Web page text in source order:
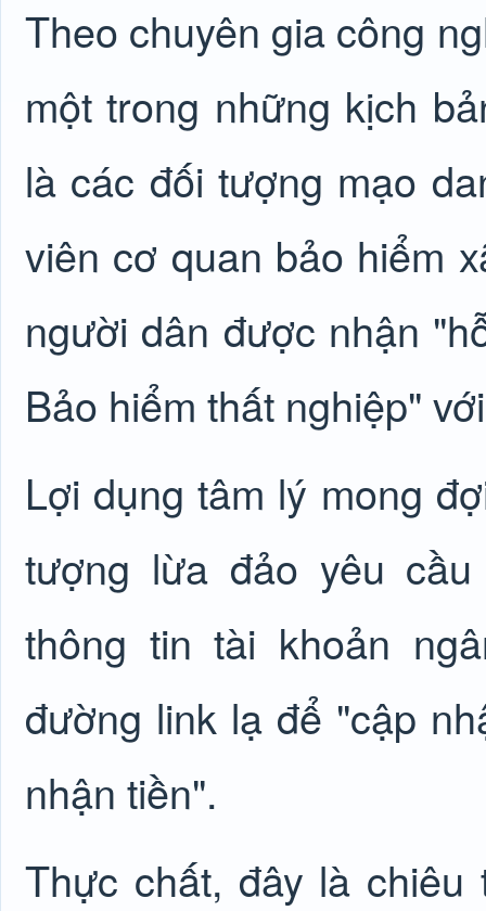
Theo chuyên gia công
một trong những kịch
là các đối tượng mạo
viên cơ quan bảo hiểm
người dân được nhận
Bảo hiểm thất nghiệp"
Lợi dụng tâm lý mong
tượng lừa đảo yêu
thông tin tài khoản
đường link lạ để "cập
nhận tiền".
Thực chất, đây là chiêu